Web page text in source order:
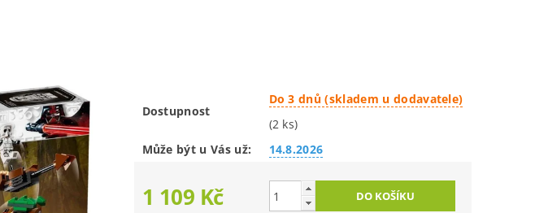
Dostupnost
Do 3 dnů (skladem u dodavatele)
(2 ks)
Může být u Vás už:
14.8.2026
1 109 Kč